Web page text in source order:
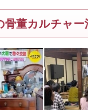
骨董カルチャー